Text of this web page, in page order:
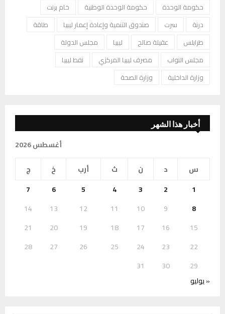
حكومة الوحدة
حكومة الوحدة الوطنية
خام برنت
درنة
سرت صندوق التنمية وإعادة إعمار ليبيا
طاقة
طرابلس
عقيلة صالح ليبيا
مجلس الدولة
مجلس النواب
مصرف ليبيا المركزي
نفط ليبيا
وزارة الداخلية
وزارة الصحة
أخبار هذا الشهر
أغسطس 2026
س
د ن ث أرب خ
ج
1
2
3
4
5
6
7
8
9
10
11
12
13
14
15
16
17
18
19
20
21
22
23
24
25
26
27
28
29
30
31
« يوليو